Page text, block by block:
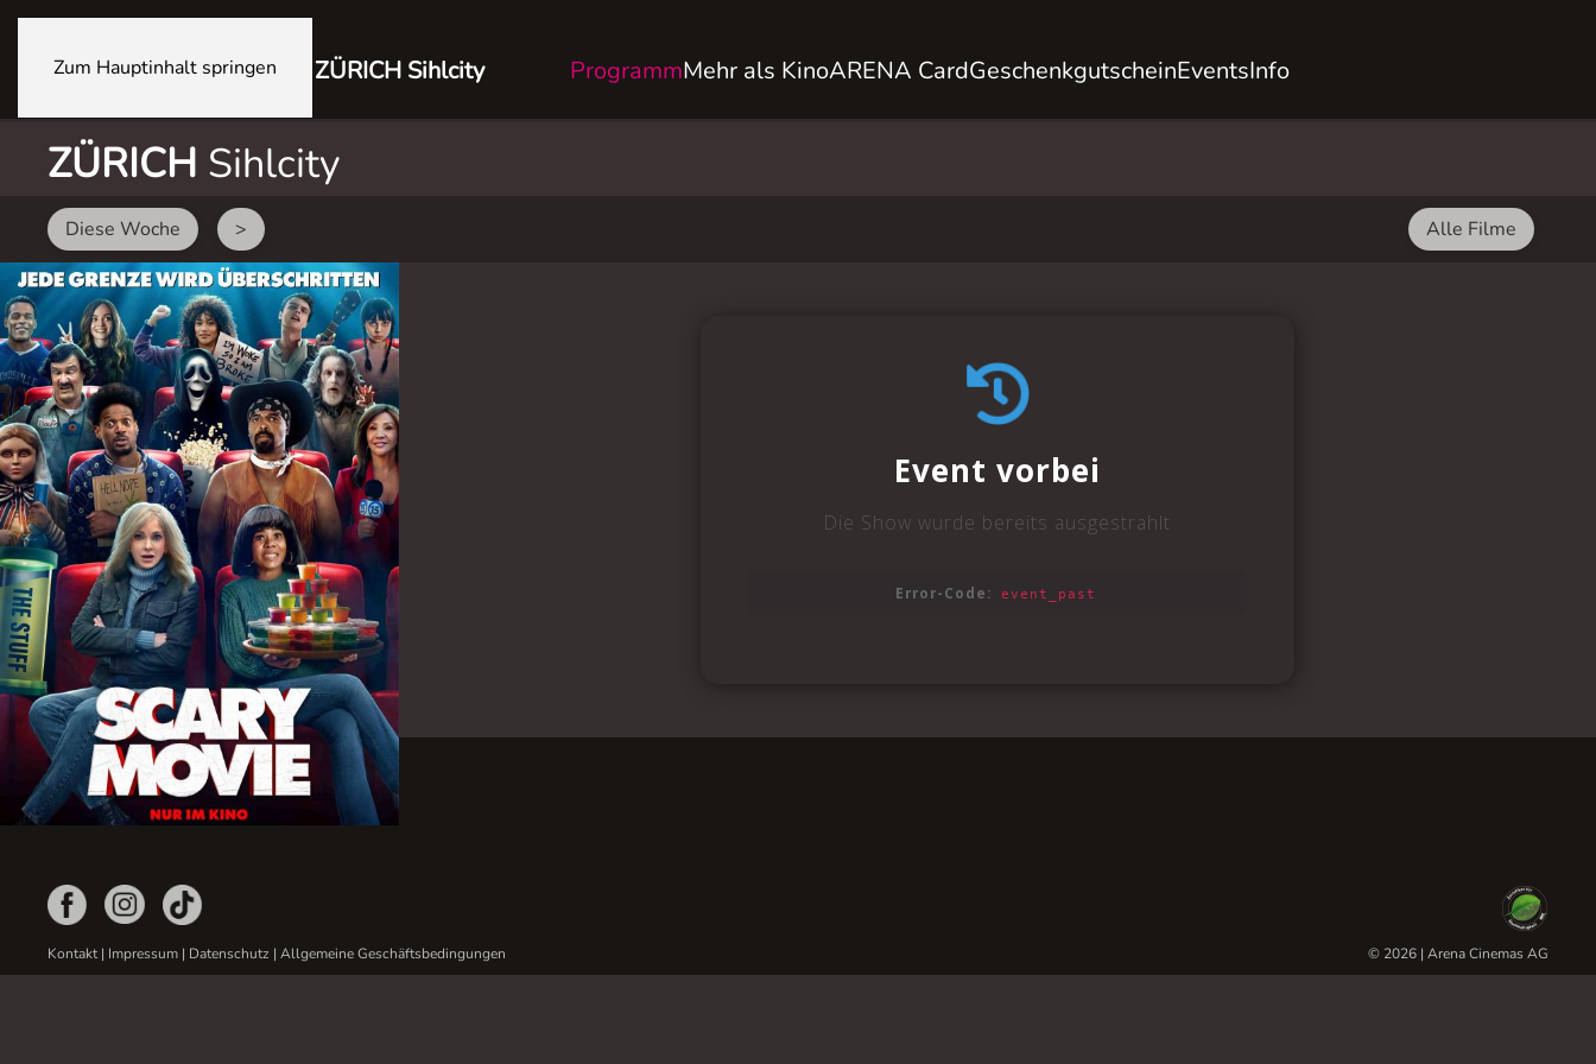
Zum Hauptinhalt springen ZÜRICH Sihlcity ProgrammMehr als KinoARENA CardGeschenkgutscheinEventsInfo
ZÜRICH Sihlcity
Diese Woche > Alle Filme
Kontakt| Impressum | Datenschutz | Allgemeine Geschäftsbedingungen © 2026 | Arena Cinemas AG